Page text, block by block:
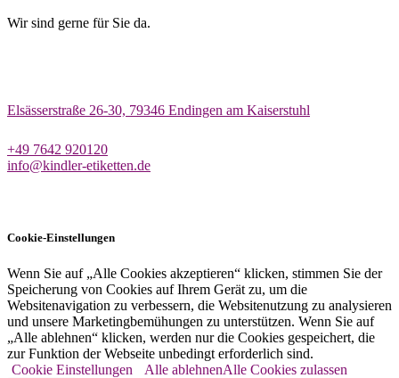
Wir sind gerne für Sie da.
Elsässerstraße 26-30, 79346 Endingen am Kaiserstuhl
+49 7642 920120
info@kindler-etiketten.de
Cookie-Einstellungen
Wenn Sie auf „Alle Cookies akzeptieren“ klicken, stimmen Sie der
Speicherung von Cookies auf Ihrem Gerät zu, um die
Websitenavigation zu verbessern, die Websitenutzung zu analysieren
und unsere Marketingbemühungen zu unterstützen. Wenn Sie auf
„Alle ablehnen“ klicken, werden nur die Cookies gespeichert, die
zur Funktion der Webseite unbedingt erforderlich sind.
Cookie Einstellungen
Alle ablehnenAlle Cookies zulassen